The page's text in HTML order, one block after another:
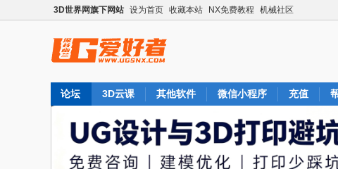
3D世界网旗下网站 设为首页 收藏本站 NX免费教程 机械社区
论坛 3D云课 其他软件 微信小程序 充值